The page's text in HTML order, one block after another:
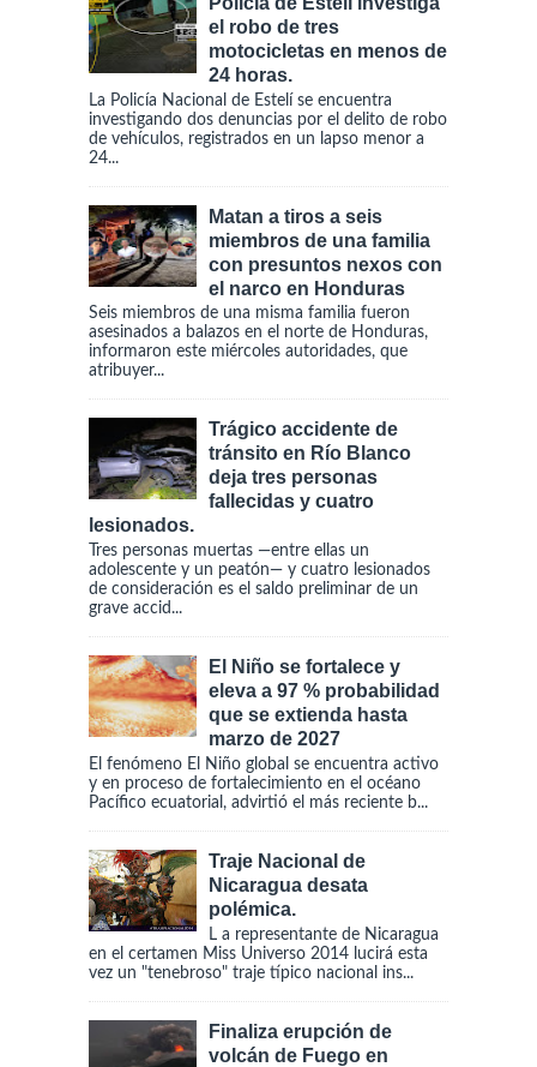
el robo de tres
motocicletas en menos de
24 horas.
La Policía Nacional de Estelí se encuentra
investigando dos denuncias por el delito de robo
de vehículos, registrados en un lapso menor a
24...
Matan a tiros a seis
miembros de una familia
con presuntos nexos con
el narco en Honduras
Seis miembros de una misma familia fueron
asesinados a balazos en el norte de Honduras,
informaron este miércoles autoridades, que
atribuyer...
Trágico accidente de
tránsito en Río Blanco
deja tres personas
fallecidas y cuatro
lesionados.
Tres personas muertas —entre ellas un
adolescente y un peatón— y cuatro lesionados
de consideración es el saldo preliminar de un
grave accid...
El Niño se fortalece y
eleva a 97 % probabilidad
que se extienda hasta
marzo de 2027
El fenómeno El Niño global se encuentra activo
y en proceso de fortalecimiento en el océano
Pacífico ecuatorial, advirtió el más reciente b...
Traje Nacional de
Nicaragua desata
polémica.
L a representante de Nicaragua
en el certamen Miss Universo 2014 lucirá esta
vez un "tenebroso" traje típico nacional ins...
Finaliza erupción de
volcán de Fuego en